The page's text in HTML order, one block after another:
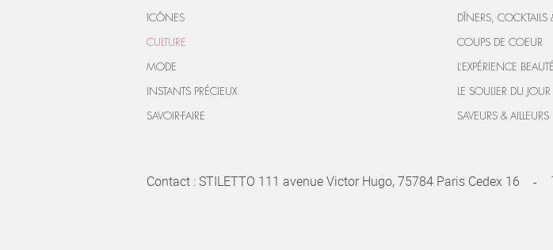
ICÔNES
CULTURE
MODE
INSTANTS PRÉCIEUX
SAVOIR-FAIRE
DÎNERS, COCKTAILS
COUPS DE COEUR
L’EXPÉRIENCE BEAUTÉ
LE SOULIER DU JOUR
SAVEURS & AILLEURS
Contact : STILETTO 111 avenue Victor Hugo, 75784 Paris Cedex 16